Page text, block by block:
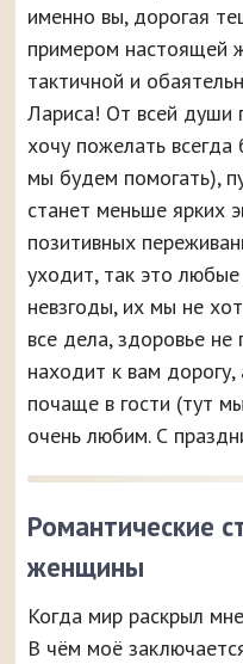
именно вы, дорогая
примером настоящей
тактичной и
Лариса! От всей души
хочу пожелать всегда
мы будем помогать),
станет меньше ярких
позитивных
уходит, так это
невзгоды, их мы не
все дела, здоровье не
находит к вам
почаще в гости (тут
очень любим. С
Романтические
женщины
Когда мир раскрыл
В чём моё